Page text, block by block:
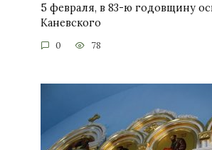
5 февраля, в 83-ю годовщину
Каневского
0 78